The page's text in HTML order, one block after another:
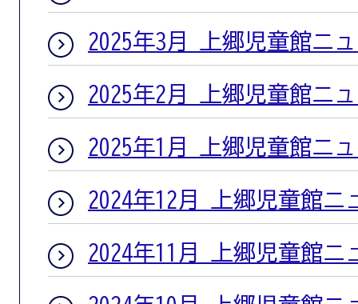
2025年3月 上郷児童館ニ
2025年2月 上郷児童館ニ
2025年1月 上郷児童館ニ
2024年12月 上郷児童館ニ
2024年11月 上郷児童館ニ